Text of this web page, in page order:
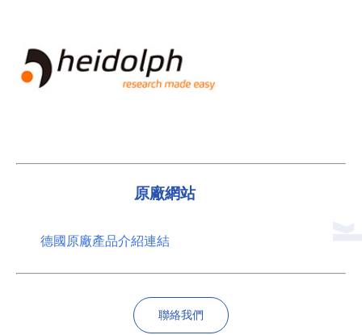
原廠網站
德國原廠產品介紹連結
聯絡我們